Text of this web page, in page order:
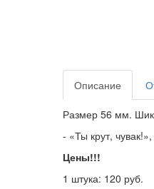
Описание
Размер 56 мм.
- «Ты крут,
Цены!!!
1 штука: 120 руб.